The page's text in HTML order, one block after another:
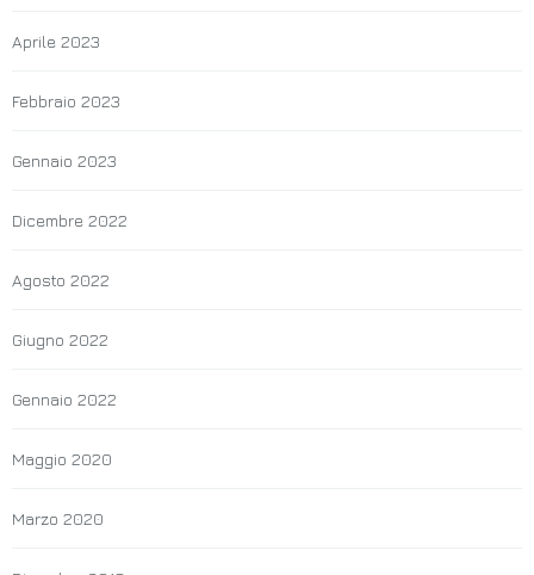
Aprile 2023
Febbraio 2023
Gennaio 2023
Dicembre 2022
Agosto 2022
Giugno 2022
Gennaio 2022
Maggio 2020
Marzo 2020